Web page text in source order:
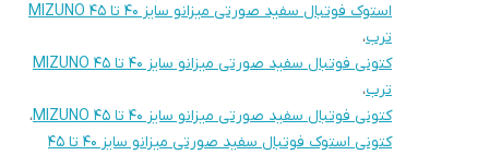
استوک فوتبال سفید صورتی میزانو سایز 40 تا 45 MIZUNO
ترب،
کتونی فوتبال سفید صورتی میزانو سایز 40 تا 45 MIZUNO
ترب،
کتونی فوتبال سفید صورتی میزانو سایز 40 تا 45 MIZUNO
،
کتونی استوک فوتبال سفید صورتی میزانو سایز 40 تا 45